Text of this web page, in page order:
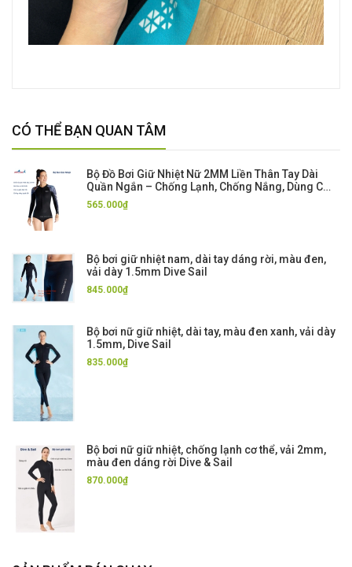
CÓ THỂ BẠN QUAN TÂM
Bộ Đồ Bơi Giữ Nhiệt Nữ 2MM Liền Thân Tay Dài
Quần Ngắn – Chống Lạnh, Chống Nắng, Dùng Cho
Bơi Biển, Lặn Biển, Lướt Sóng.
565.000₫
Bộ bơi giữ nhiệt nam, dài tay dáng rời, màu đen,
vải dày 1.5mm Dive Sail
845.000₫
Bộ bơi nữ giữ nhiệt, dài tay, màu đen xanh, vải dày
1.5mm, Dive Sail
835.000₫
Bộ bơi nữ giữ nhiệt, chống lạnh cơ thể, vải 2mm,
màu đen dáng rời Dive & Sail
870.000₫